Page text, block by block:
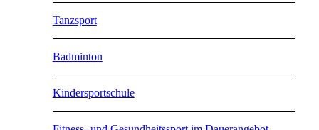
Tanzsport
Badminton
Kindersportschule